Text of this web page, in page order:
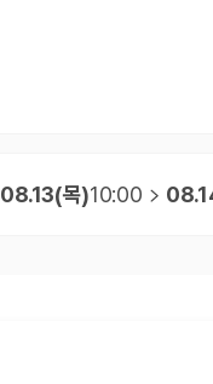
08.13(목)10:00